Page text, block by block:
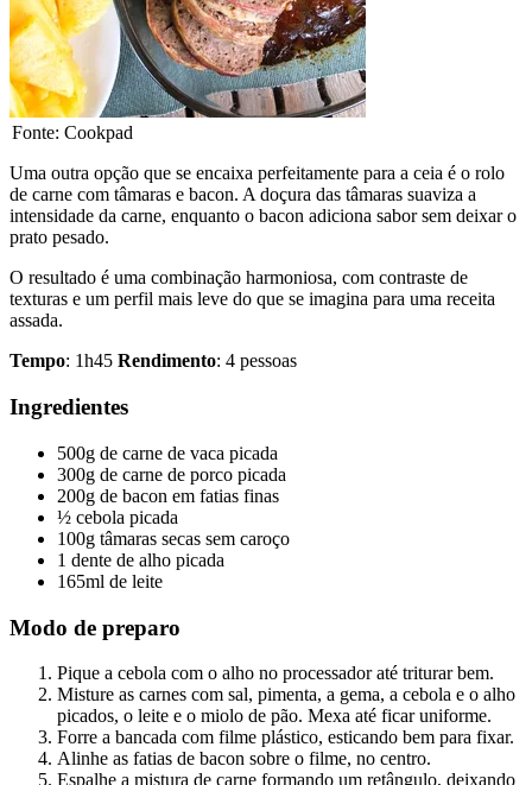
Fonte: Cookpad
Uma outra opção que se encaixa perfeitamente para a ceia é o rolo
de carne com tâmaras e bacon. A doçura das tâmaras suaviza a
intensidade da carne, enquanto o bacon adiciona sabor sem deixar o
prato pesado.
O resultado é uma combinação harmoniosa, com contraste de
texturas e um perfil mais leve do que se imagina para uma receita
assada.
Tempo: 1h45 Rendimento: 4 pessoas
Ingredientes
500g de carne de vaca picada
300g de carne de porco picada
200g de bacon em fatias finas
½ cebola picada
100g tâmaras secas sem caroço
1 dente de alho picada
165ml de leite
Modo de preparo
Pique a cebola com o alho no processador até triturar bem.
Misture as carnes com sal, pimenta, a gema, a cebola e o alho
picados, o leite e o miolo de pão. Mexa até ficar uniforme.
Forre a bancada com filme plástico, esticando bem para fixar.
Alinhe as fatias de bacon sobre o filme, no centro.
Espalhe a mistura de carne formando um retângulo, deixando